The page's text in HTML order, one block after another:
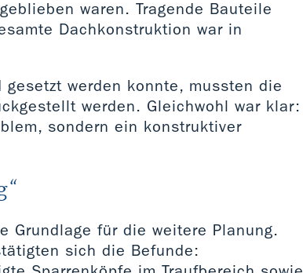
waren. Tragende Bauteile
Dachkonstruktion war in
werden konnte, mussten die
werden. Gleichwohl war klar:
sondern ein konstruktiver
Grundlage für die weitere Planung.
sich die Befunde: